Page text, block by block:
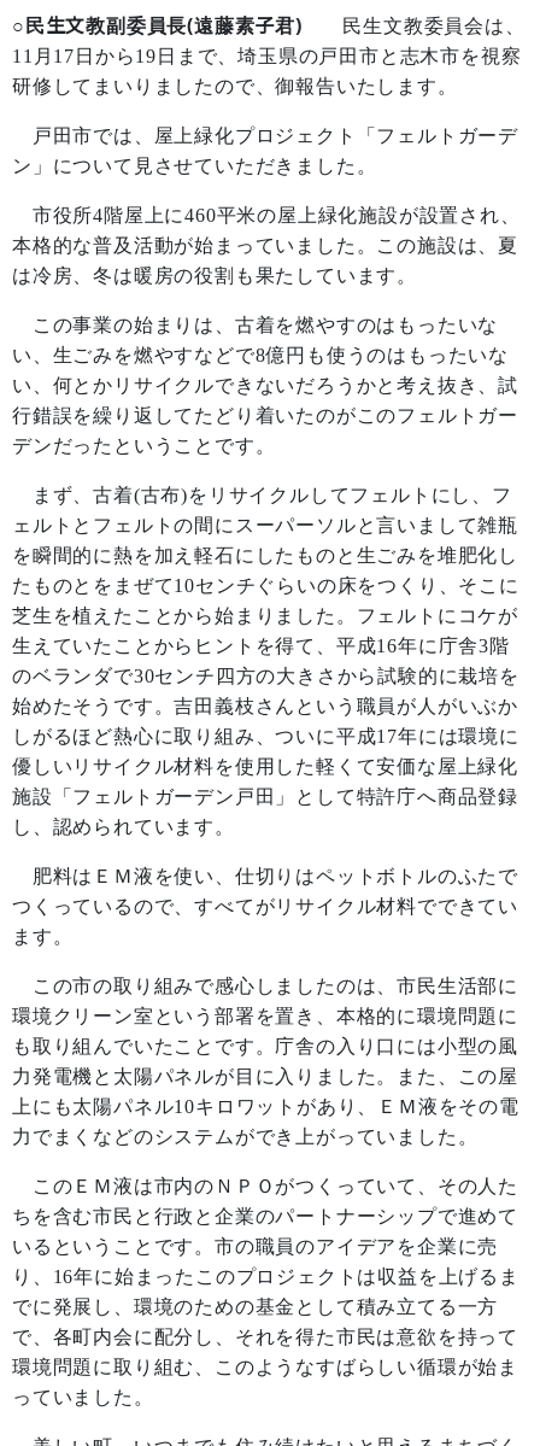
○民生文教副委員長(遠藤素子君) 民生文教委員会は、
11 月 17 日から19 日まで、埼玉県の戸田市と志木市を視察
研修してまいりましたので、御報告いたします。
戸田市では、屋上緑化プロジェクト「フェルトガーデ
ン」について見させていただきました。
市役所4階屋上に460平米の屋上緑化施設が設置され、
本格的な普及活動が始まっていました。この施設は、夏
は冷房、冬は暖房の役割も果たしています。
この事業の始まりは、古着を燃やすのはもったいな
い、生ごみを燃やすなどで8億円も使うのはもったいな
い、何とかリサイクルできないだろうかと考え抜き、試
行錯誤を繰り返してたどり着いたのがこのフェルトガー
デンだったということです。
まず、古着(古布)をリサイクルしてフェルトにし、フ
ェルトとフェルトの間にスーパーソルと言いまして雑瓶
を瞬間的に熱を加え軽石にしたものと生ごみを堆肥化し
たものとをまぜて10センチぐらいの床をつくり、そこに
芝生を植えたことから始まりました。フェルトにコケが
生えていたことからヒントを得て、平成16年に庁舎3階
のベランダで30センチ四方の大きさから試験的に栽培を
始めたそうです。吉田義枝さんという職員が人がいぶか
しがるほど熱心に取り組み、ついに平成17年には環境に
優しいリサイクル材料を使用した軽くて安価な屋上緑化
施設「フェルトガーデン戸田」として特許庁へ商品登録
し、認められています。
肥料はＥＭ液を使い、仕切りはペットボトルのふたで
つくっているので、すべてがリサイクル材料でできてい
ます。
この市の取り組みで感心しましたのは、市民生活部に
環境クリーン室という部署を置き、本格的に環境問題に
も取り組んでいたことです。庁舎の入り口には小型の風
力発電機と太陽パネルが目に入りました。また、この屋
上にも太陽パネル10キロワットがあり、ＥＭ液をその電
力でまくなどのシステムができ上がっていました。
このＥＭ液は市内のＮＰＯがつくっていて、その人た
ちを含む市民と行政と企業のパートナーシップで進めて
いるということです。市の職員のアイデアを企業に売
り、 16年に始まったこのプロジェクトは収益を上げるま
でに発展し、環境のための基金として積み立てる一方
で、各町内会に配分し、それを得た市民は意欲を持って
環境問題に取り組む、このようなすばらしい循環が始ま
っていました。